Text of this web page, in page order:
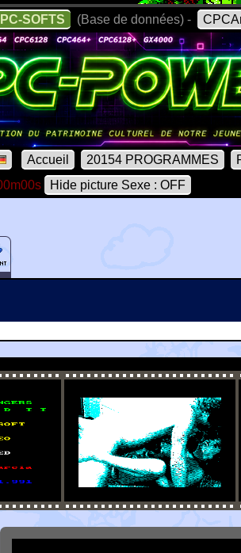
SOFTS (Base de données) -
Accueil 20154 PROGRAMMES
Hide picture Sexe : OFF